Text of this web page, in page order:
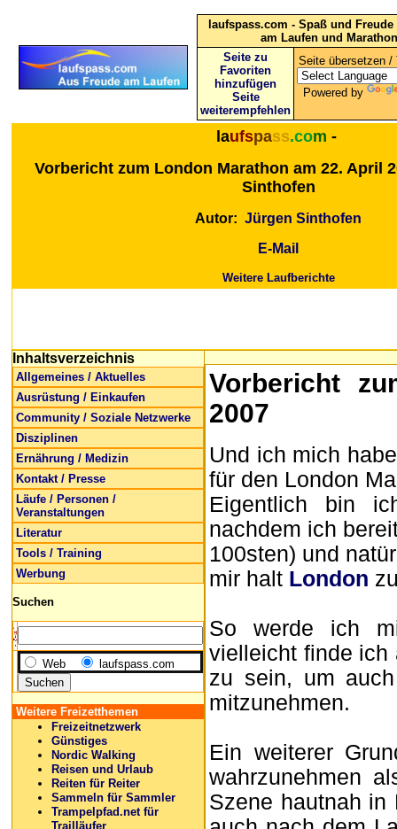
laufspass.com - Spaß und
am Laufen und Marathon
Seite zu
Favoriten
hinzufügen
Seite
weiterempfehlen
Seite übersetzen /
Powered by
laufspass.com -
Vorbericht zum London Marathon am 22. April
Sinthofen
Autor: Jürgen Sinthofen
E-Mail
Weitere Laufberichte
Inhaltsverzeichnis
Allgemeines / Aktuelles
Ausrüstung / Einkaufen
Community / Soziale Netzwerke
Disziplinen
Ernährung / Medizin
Kontakt / Presse
Läufe / Personen /
Veranstaltungen
Literatur
Tools / Training
Werbung
Suchen
Web laufspass.com
Weitere Freizetthemen
Freizeitnetzwerk
Günstiges
Nordic Walking
Reisen und Urlaub
Reiten für Reiter
Sammeln für Sammler
Trampelpfad.net für
Trailläufer
Vorbericht
2007
Und ich mich
für den London
Eigentlich bin
nachdem ich
100sten) und
mir halt London
So werde ich
vielleicht finde ich
zu sein, um
mitzunehmen.
Ein weiterer
wahrzunehmen
Szene hautnah in